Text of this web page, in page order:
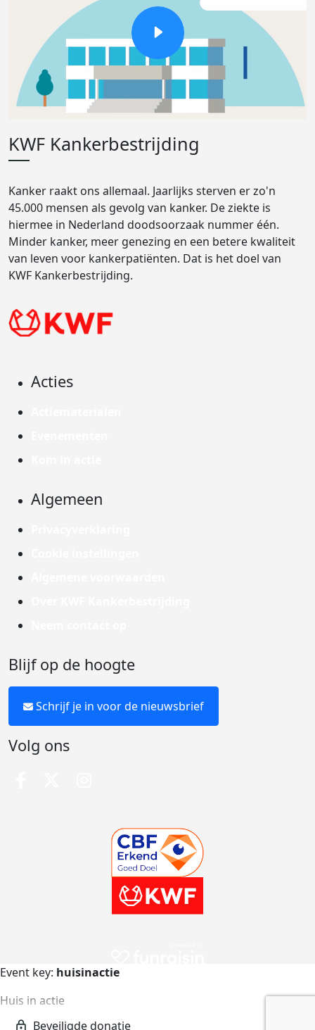
KWF Kankerbestrijding
Kanker raakt ons allemaal. Jaarlijks sterven er zo'n
45.000 mensen als gevolg van kanker. De ziekte is
hiermee in Nederland doodsoorzaak nummer één.
Minder kanker, meer genezing en een betere kwaliteit
van leven voor kankerpatiënten. Dat is het doel van
KWF Kankerbestrijding.
Acties
Algemeen
Blijf op de hoogte
Schrijf je in voor de nieuwsbrief
Volg ons
Event key: huisinactie
Huis in actie